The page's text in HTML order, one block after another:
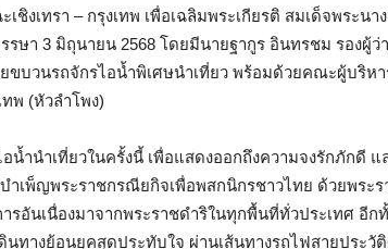
เชิงเทรา – กรุงเทพ เพื่อเฉลิมพระเกียรติ สมเด็จพระน
รษา 3 มิถุนายน 2568 โดยมีนายฐากูร อินทรชม รองผู้ว่
ขบวนรถจักรไอน้ำพิเศษนำเที่ยว พร้อมด้วยคณะผู้บริห
พ (หัวลำโพง)
อน้ำนำเที่ยวในครั้งนี้ เพื่อแสดงออกถึงความจงรักภักดี
ำเพ็ญพระราชกรณียกิจเพื่อพสกนิกรชาวไทย ด้วยพระ
รอันเนื่องมาจากพระราชดำริในทุกพื้นที่ทั่วประเทศ อีก
นทางย้อนยุคสุดประทับใจ ผ่านเส้นทางรถไฟสายประวั